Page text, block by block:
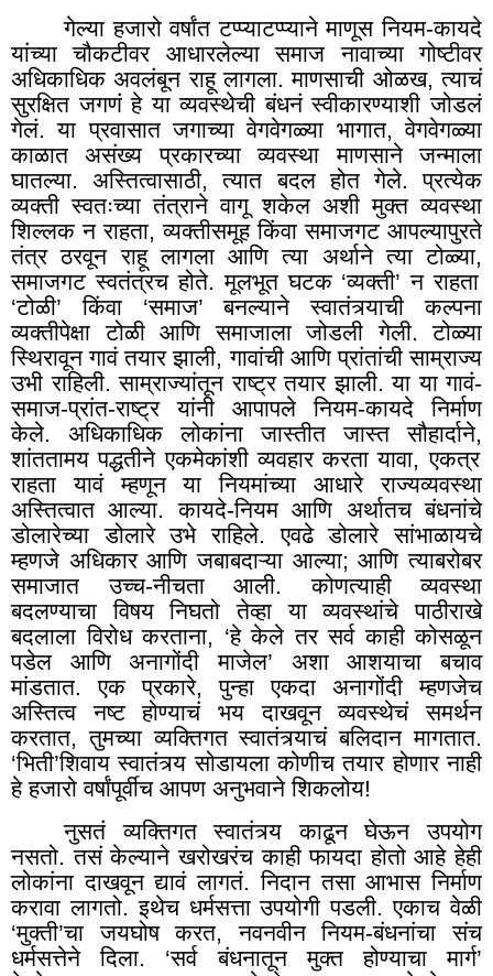
गेल्या हजारो वर्षांत टप्प्याटप्प्याने माणूस नियम-कायदे
यांच्या चौकटीवर आधारलेल्या समाज नावाच्या गोष्टीवर
अधिकाधिक अवलंबून राहू लागला. माणसाची ओळख, त्याचं
सुरक्षित जगणं हे या व्यवस्थेची बंधनं स्वीकारण्याशी जोडलं
गेलं. या प्रवासात जगाच्या वेगवेगळ्या भागात, वेगवेगळ्या
काळात असंख्य प्रकारच्या व्यवस्था माणसाने जन्माला
घातल्या. अस्तित्वासाठी, त्यात बदल होत गेले. प्रत्येक
व्यक्ती स्वतःच्या तंत्राने वागू शकेल अशी मुक्त व्यवस्था
शिल्लक न राहता, व्यक्तीसमूह किंवा समाजगट आपल्यापुरते
तंत्र ठरवून राहू लागला आणि त्या अर्थाने त्या टोळ्या,
समाजगट स्वतंत्रच होते. मूलभूत घटक ‘व्यक्ती’ न राहता
‘टोळी’ किंवा ‘समाज’ बनल्याने स्वातंत्र्याची कल्पना
व्यक्तीपेक्षा टोळी आणि समाजाला जोडली गेली. टोळ्या
स्थिरावून गावं तयार झाली, गावांची आणि प्रांतांची साम्राज्य
उभी राहिली. साम्राज्यांतून राष्ट्र तयार झाली. या या गावं-
समाज-प्रांत-राष्ट्र यांनी आपापले नियम-कायदे निर्माण
केले. अधिकाधिक लोकांना जास्तीत जास्त सौहार्दाने,
शांततामय पद्धतीने एकमेकांशी व्यवहार करता यावा, एकत्र
राहता यावं म्हणून या नियमांच्या आधारे राज्यव्यवस्था
अस्तित्वात आल्या. कायदे-नियम आणि अर्थातच बंधनांचे
डोलारेच्या डोलारे उभे राहिले. एवढे डोलारे सांभाळायचे
म्हणजे अधिकार आणि जबाबदाऱ्या आल्या; आणि त्याबरोबर
समाजात उच्च-नीचता आली. कोणत्याही व्यवस्था
बदलण्याचा विषय निघतो तेव्हा या व्यवस्थांचे पाठीराखे
बदलाला विरोध करताना, ‘हे केले तर सर्व काही कोसळून
पडेल आणि अनागोंदी माजेल’ अशा आशयाचा बचाव
मांडतात. एक प्रकारे, पुन्हा एकदा अनागोंदी म्हणजेच
अस्तित्व नष्ट होण्याचं भय दाखवून व्यवस्थेचं समर्थन
करतात, तुमच्या व्यक्तिगत स्वातंत्र्याचं बलिदान मागतात.
‘भिती’शिवाय स्वातंत्र्य सोडायला कोणीच तयार होणार नाही
हे हजारो वर्षांपूर्वीच आपण अनुभवाने शिकलोय!
नुसतं व्यक्तिगत स्वातंत्र्य काढून घेऊन उपयोग
नसतो. तसं केल्याने खरोखरंच काही फायदा होतो आहे हेही
लोकांना दाखवून द्यावं लागतं. निदान तसा आभास निर्माण
करावा लागतो. इथेच धर्मसत्ता उपयोगी पडली. एकाच वेळी
‘मुक्ती’चा जयघोष करत, नवनवीन नियम-बंधनांचा संच
धर्मसत्तेने दिला. ‘सर्व बंधनातून मुक्त होण्याचा मार्ग’